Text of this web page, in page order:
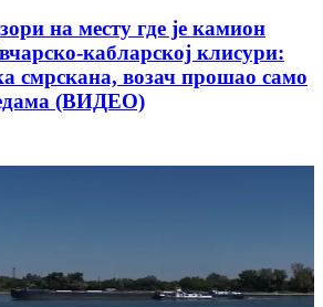
на месту где је камион
кабларској клисури:
смрскана, возач прошао само
(ВИДЕО)